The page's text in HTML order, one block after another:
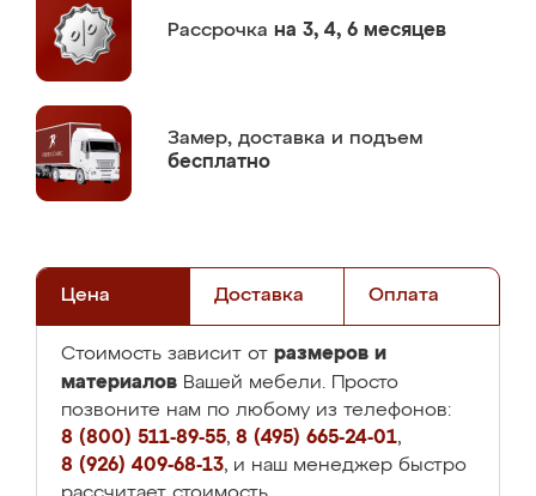
Рассрочка на 3, 4, 6 месяцев
Замер, доставка и подъем
бесплатно
Цена Доставка Оплата
Стоимость зависит от размеров и
материалов Вашей мебели. Просто
позвоните нам по любому из телефонов:
8 (800) 511-89-55, 8 (495) 665-24-01,
8 (926) 409-68-13, и наш менеджер быстро